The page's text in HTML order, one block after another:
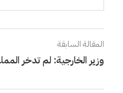
المقالة السابقة
وزير الخارجية: لم تدخر